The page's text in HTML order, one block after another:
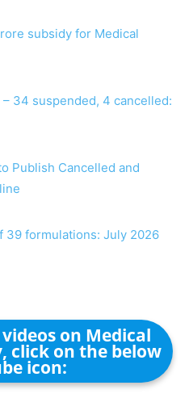
subsidy for Medical
34 suspended, 4 cancelled:
Publish Cancelled and
39 formulations: July 2026
on Medical
click on the below
icon: